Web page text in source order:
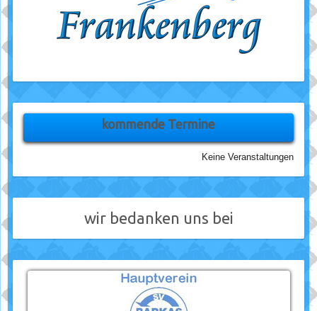
kommende Termine
Keine Veranstaltungen
wir bedanken uns bei